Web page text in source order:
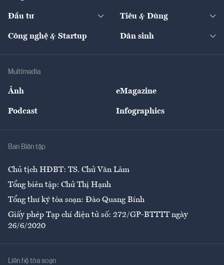
Quản trị số
Tư vấn
Thị trường
Nông sản
The Guide
Đầu tư Tiêu & Dùng
Giải trí
Công nghệ & Startup Dân sinh
Multimedia
Ảnh eMagazine
Podcast Infographics
Ban Biên tập
Chủ tịch HĐBT: TS. Chử Văn Lâm
Tổng biên tập: Chử Thị Hạnh
Tổng thư ký tòa soạn: Đào Quang Bính
Giấy phép Tạp chí điện tử số: 272/GP-BTTTT ngày
26/6/2020
Liên hệ tòa soạn